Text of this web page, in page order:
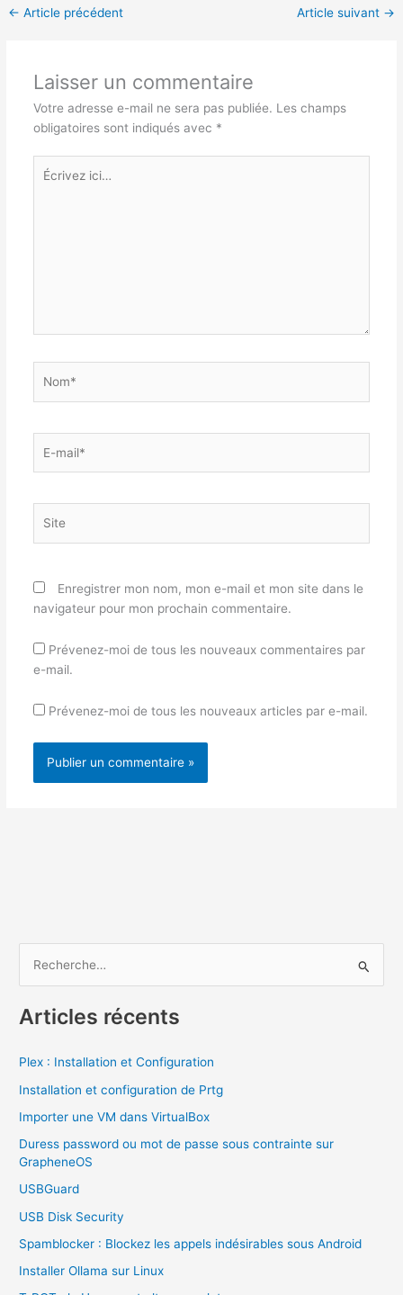
← Article précédent Article suivant →
Laisser un commentaire
Votre adresse e-mail ne sera pas publiée. Les champs
obligatoires sont indiqués avec *
Écrivez
ici…
mail*
Enregistrer mon nom, mon e-mail et mon site dans le
navigateur pour mon prochain commentaire.
Prévenez-moi de tous les nouveaux commentaires par
e-mail.
Prévenez-moi de tous les nouveaux articles par e-mail.
h
h
e
:
Articles récents
Plex : Installation et Configuration
Installation et configuration de Prtg
Importer une VM dans VirtualBox
Duress password ou mot de passe sous contrainte sur
GrapheneOS
USBGuard
USB Disk Security
Spamblocker : Blockez les appels indésirables sous Android
Installer Ollama sur Linux